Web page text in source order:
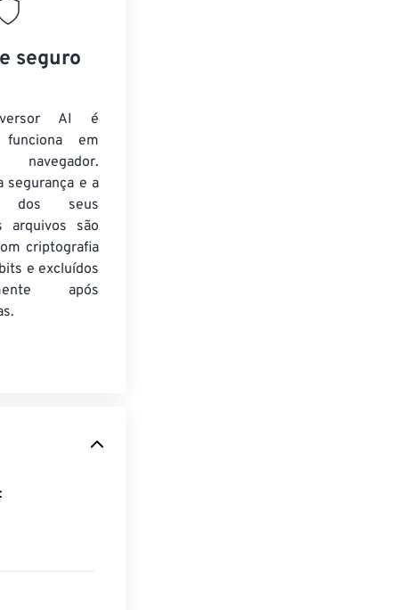
seguro
AI é
em
segurança e a
dos seus
arquivos são
criptografia
e excluídos
após